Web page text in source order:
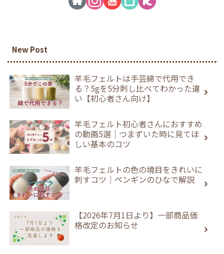
New Post
羊毛フェルトは手芸綿で代用でき
る？5gを5分刺し比べてわかった違
い【初心者さん向け】
羊毛フェルト初心者さんにおすすめ
の動画5選｜つまずいた時に見てほ
しい基本のコツ
羊毛フェルトの色の境目をきれいに
刺すコツ｜ペンギンのひなで解説
【2026年7月1日より】一部商品価
格改定のお知らせ